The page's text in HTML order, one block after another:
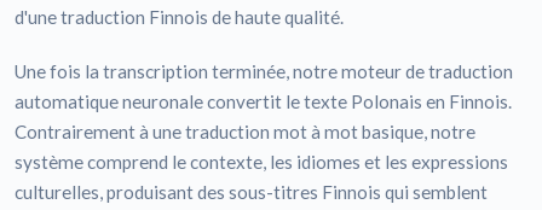
d'une traduction Finnois de haute qualité.
Une fois la transcription terminée, notre moteur de traduction
automatique neuronale convertit le texte Polonais en Finnois.
Contrairement à une traduction mot à mot basique, notre
système comprend le contexte, les idiomes et les expressions
culturelles, produisant des sous-titres Finnois qui semblent